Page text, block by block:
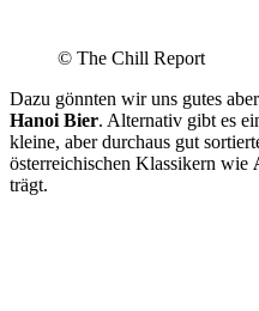
© The Chill Report
Dazu gönnten wir uns gutes
Hanoi Bier. Alternativ gibt es
kleine, aber durchaus gut
österreichischen Klassikern wie
trägt.